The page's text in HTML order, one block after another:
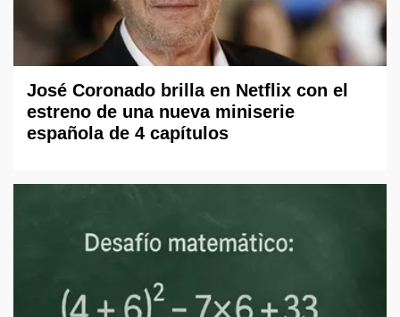
José Coronado brilla en Netflix con el
estreno de una nueva miniserie
española de 4 capítulos